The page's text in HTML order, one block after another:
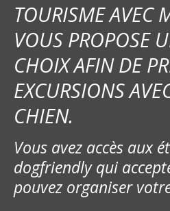
TOURISME AVEC
VOUS PROPOSE
CHOIX AFIN DE
EXCURSIONS
CHIEN.
Vous avez accès aux
dogfriendly qui
pouvez organiser